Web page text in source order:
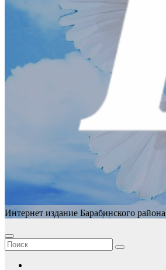
Интернет издание Барабинского района